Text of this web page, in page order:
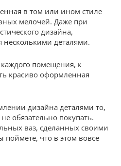
в том или ином стиле
мелочей. Даже при
дизайна,
несколькими деталями.
помещения, к
красиво оформленная
дизайна деталями то,
обязательно покупать.
ваз, сделанных своими
поймете, что в этом вовсе